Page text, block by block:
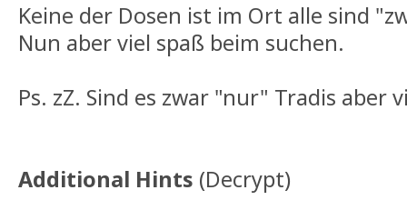
Keine der Dosen ist im Ort alle sind
Nun aber viel spaß beim suchen.
Ps. zZ. Sind es zwar "nur" Tradis aber
Additional Hints (Decrypt)